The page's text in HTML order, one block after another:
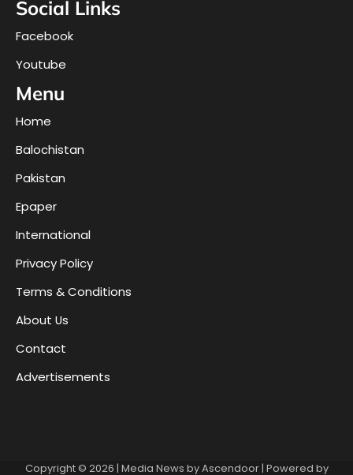
Social Links
Facebook
Youtube
Menu
Home
Balochistan
Pakistan
Epaper
International
Privacy Policy
Terms & Conditions
About Us
Contact
Advertisements
Copyright © 2026 | Media News byAscendoor| Powered by